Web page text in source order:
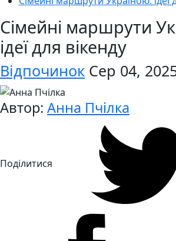
Сімейні маршрути
ідеї для вікенду
Відпочинок Сер 04,
Автор: Анна Пчілка
Поділитися